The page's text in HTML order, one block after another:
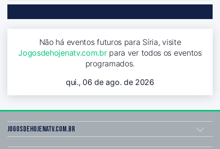
Não há eventos futuros para Síria, visite
Jogosdehojenatv.com.brpara ver todos os eventos
programados.
qui., 06 de ago. de 2026
Jogosdehojenatv.com.br